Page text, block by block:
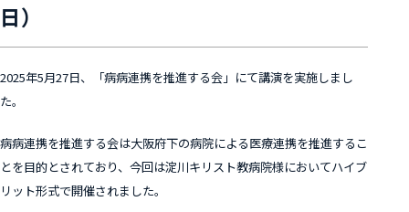
日）
2025年5月27日、「病病連携を推進する会」にて講演を実施しまし
た。
病病連携を推進する会は大阪府下の病院による医療連携を推進するこ
とを目的とされており、今回は淀川キリスト教病院様においてハイブ
リット形式で開催されました。